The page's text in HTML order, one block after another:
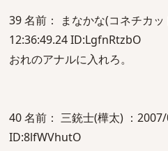
39 名前： まなかな(コネチカ
12:36:49.24 ID:LgfnRtzbO
おれのアナルに入れろ。
40 名前： 三銃士(樺太) ：
ID:8lfWVhutO